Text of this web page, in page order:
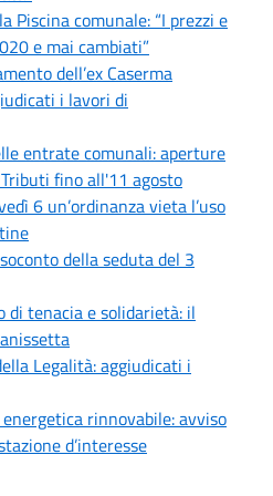
Piscina comunale: “I prezzi e
e mai cambiati”
dell’ex Caserma
i lavori di
entrate comunali: aperture
fino all'11 agosto
6 un’ordinanza vieta l’uso
della seduta del 3
di tenacia e solidarietà: il
Legalità: aggiudicati i
rinnovabile: avviso
d’interesse